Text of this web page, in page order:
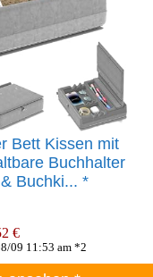
Bett Kissen mit
Buchhalter
Buchki... *
€
09 11:53 am *2